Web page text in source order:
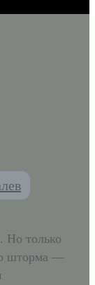
Но только
шторма —